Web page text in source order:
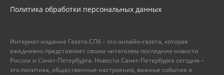
Политика обработки персональных данных
Интернет-издание Газета.СПб – это онлайн-газета, которая
ежедневно представляет своим читателям последние новости
России и Санкт-Петербурга. Новости Санкт-Петербурга сегодня –
это политика, общественные настроения, важные события и